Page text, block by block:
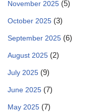
November 2025 (5)
October 2025 (3)
September 2025 (6)
August 2025 (2)
July 2025 (9)
June 2025 (7)
May 2025 (7)